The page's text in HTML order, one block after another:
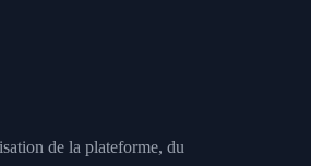
de la plateforme, du